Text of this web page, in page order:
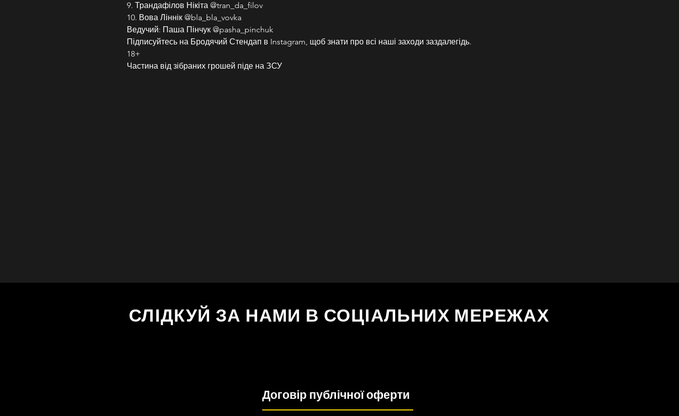
9. Трандафілов Нікіта @tran_da_filov
10. Вова Ліннік @bla_bla_vovka
Ведучий: Паша Пінчук @pasha_pinchuk
Підписуйтесь на Бродячий Стендап в Instagram, щоб знати про всі наші заходи заздалегідь.
18+
Частина від зібраних грошей піде на ЗСУ
СЛІДКУЙ ЗА НАМИ В СОЦІАЛЬНИХ МЕРЕЖАХ
Договір публічної оферти